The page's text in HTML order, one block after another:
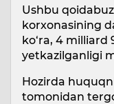
Ushbu
korxonasining
ko‘ra, 4 milliard
yetkazilganligi
Hozirda
tomonidan